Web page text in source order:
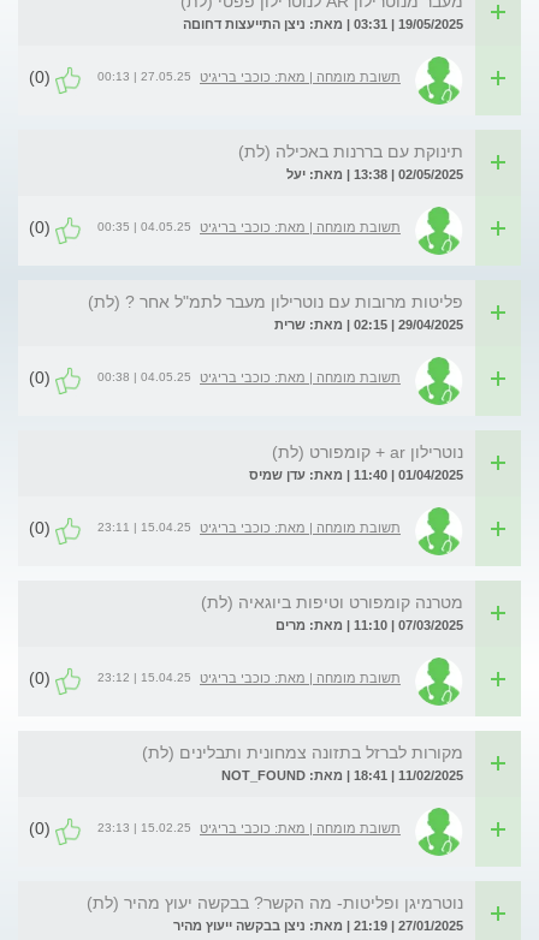
19/05/2025 | 03:31 | מאת: ניצן התייעצות דחוםה
תשובת מומחה | מאת: כוכבי בריגיט 27.05.25 | 00:13
(0)
תינוקת עם בררנות באכילה (לת)
02/05/2025 | 13:38 | מאת: יעל
תשובת מומחה | מאת: כוכבי בריגיט 04.05.25 | 00:35
(0)
פליטות מרובות עם נוטרילון מעבר לתמ"ל אחר ? (לת)
29/04/2025 | 02:15 | מאת: שרית
תשובת מומחה | מאת: כוכבי בריגיט 04.05.25 | 00:38
(0)
נוטרילון ar + קומפורט (לת)
01/04/2025 | 11:40 | מאת: עדן שמיס
תשובת מומחה | מאת: כוכבי בריגיט 15.04.25 | 23:11
(0)
מטרנה קומפורט וטיפות ביוגאיה (לת)
07/03/2025 | 11:10 | מאת: מרים
תשובת מומחה | מאת: כוכבי בריגיט 15.04.25 | 23:12
(0)
מקורות לברזל בתזונה צמחונית ותבלינים (לת)
11/02/2025 | 18:41 | מאת: NOT_FOUND
תשובת מומחה | מאת: כוכבי בריגיט 15.02.25 | 23:13
(0)
נוטרמיגן ופליטות- מה הקשר? בבקשה יעוץ מהיר (לת)
27/01/2025 | 21:19 | מאת: ניצן בבקשה ייעוץ מהיר